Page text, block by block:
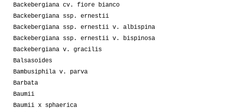
Backebergiana cv. fiore bianco
Backebergiana ssp. ernestii
Backebergiana ssp. ernestii v. albispina
Backebergiana ssp. ernestii v. bispinosa
Backebergiana v. gracilis
Balsasoides
Bambusiphila v. parva
Barbata
Baumii
Baumii x sphaerica